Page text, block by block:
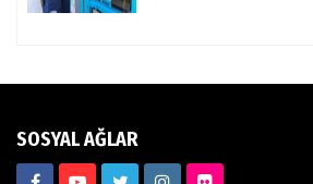
SOSYAL AĞLAR